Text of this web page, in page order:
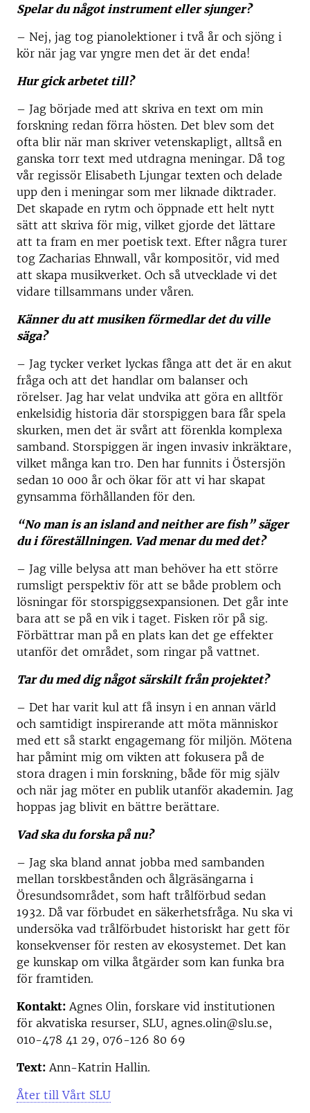
Spelar du något instrument eller sjunger?
– Nej, jag tog pianolektioner i två år och sjöng i
kör när jag var yngre men det är det enda!
Hur gick arbetet till?
– Jag började med att skriva en text om min
forskning redan förra hösten. Det blev som det
ofta blir när man skriver vetenskapligt, alltså en
ganska torr text med utdragna meningar. Då tog
vår regissör Elisabeth Ljungar texten och delade
upp den i meningar som mer liknade diktrader.
Det skapade en rytm och öppnade ett helt nytt
sätt att skriva för mig, vilket gjorde det lättare
att ta fram en mer poetisk text. Efter några turer
tog Zacharias Ehnwall, vår kompositör, vid med
att skapa musikverket. Och så utvecklade vi det
vidare tillsammans under våren.
Känner du att musiken förmedlar det du ville
säga?
– Jag tycker verket lyckas fånga att det är en akut
fråga och att det handlar om balanser och
rörelser. Jag har velat undvika att göra en alltför
enkelsidig historia där storspiggen bara får spela
skurken, men det är svårt att förenkla komplexa
samband. Storspiggen är ingen invasiv inkräktare,
vilket många kan tro. Den har funnits i Östersjön
sedan 10 000 år och ökar för att vi har skapat
gynsamma förhållanden för den.
“No man is an island and neither are fish” säger
du i föreställningen. Vad menar du med det?
– Jag ville belysa att man behöver ha ett större
rumsligt perspektiv för att se både problem och
lösningar för storspiggsexpansionen. Det går inte
bara att se på en vik i taget. Fisken rör på sig.
Förbättrar man på en plats kan det ge effekter
utanför det området, som ringar på vattnet.
Tar du med dig något särskilt från projektet?
– Det har varit kul att få insyn i en annan värld
och samtidigt inspirerande att möta människor
med ett så starkt engagemang för miljön. Mötena
har påmint mig om vikten att fokusera på de
stora dragen i min forskning, både för mig själv
och när jag möter en publik utanför akademin. Jag
hoppas jag blivit en bättre berättare.
Vad ska du forska på nu?
– Jag ska bland annat jobba med sambanden
mellan torskbestånden och ålgräsängarna i
Öresundsområdet, som haft trålförbud sedan
1932. Då var förbudet en säkerhetsfråga. Nu ska vi
undersöka vad trålförbudet historiskt har gett för
konsekvenser för resten av ekosystemet. Det kan
ge kunskap om vilka åtgärder som kan funka bra
för framtiden.
Kontakt: Agnes Olin, forskare vid institutionen
för akvatiska resurser, SLU, agnes.olin@slu.se,
010-478 41 29, 076-126 80 69
Text: Ann-Katrin Hallin.
Åter till Vårt SLU